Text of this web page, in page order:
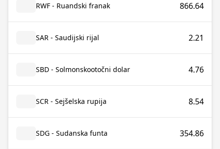
RWF - Ruandski franak 866.64
SAR - Saudijski rijal 2.21
SBD - Solmonskootočni dolar 4.76
SCR - Sejšelska rupija 8.54
SDG - Sudanska funta 354.86